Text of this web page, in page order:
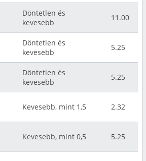
Döntetlen és
kevesebb
11.00
Döntetlen és
kevesebb
5.25
Döntetlen és
kevesebb
5.25
Kevesebb, mint 1,5 2.32
Kevesebb, mint 0,5 5.25